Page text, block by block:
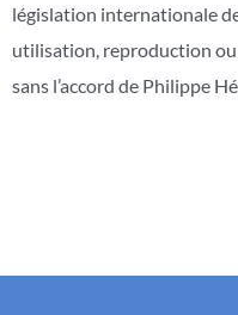
législation internationale
utilisation, reproduction ou
sans l’accord de Philippe